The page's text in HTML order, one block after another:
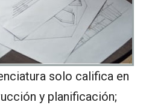
solo califica en
y planificación;